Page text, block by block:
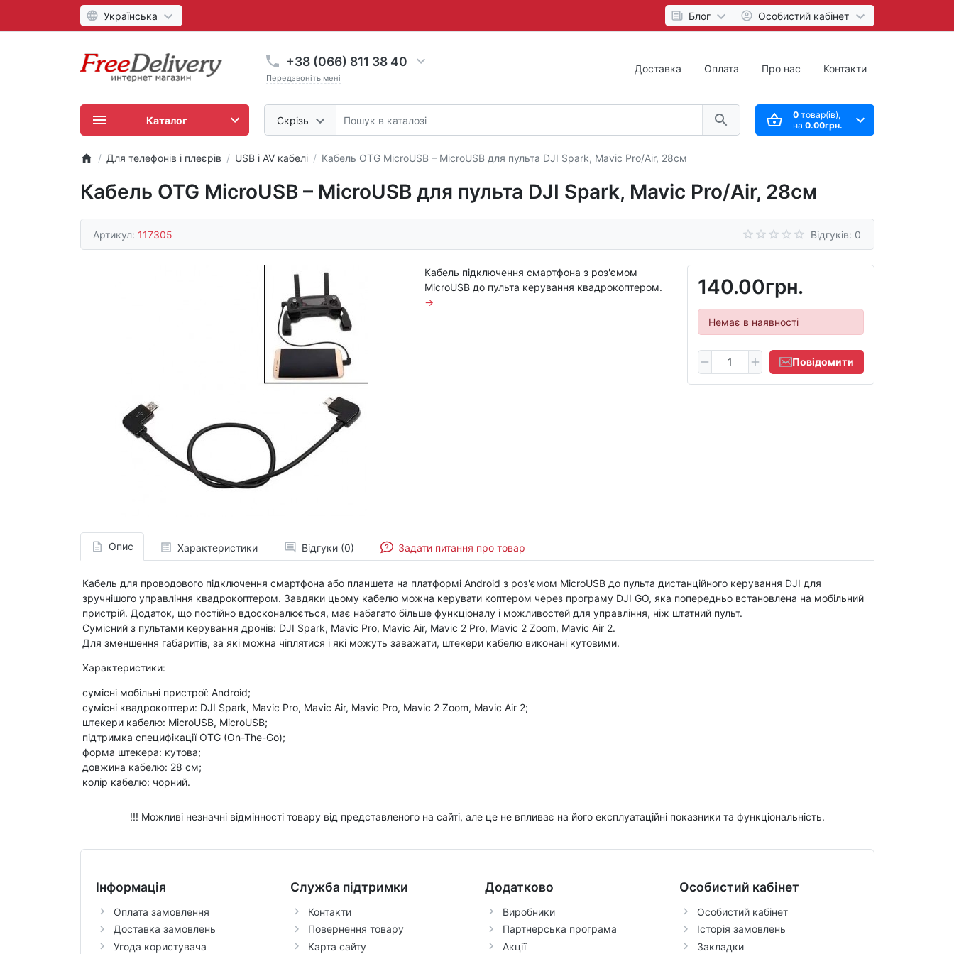
Українська Блог Особистий кабінет
+38 (066) 811 38 40
Передзвоніть мені
Скрізь
Доставка Оплата Про нас Контакти
0товар(ів),
на 0.00грн.
Каталог
Для телефонів і плеєрів USB і AV кабелі Кабель OTG MicroUSB – MicroUSB для пульта DJI Spark, Mavic Pro/Air, 28см
Кабель OTG MicroUSB – MicroUSB для пульта DJI Spark, Mavic Pro/Air, 28см
Артикул: 117305 Відгуків: 0
140.00грн.
Немає в наявності
Повідомити
Кабель підключення смартфона з роз'ємом
MicroUSB до пульта керування квадрокоптером.
→
Опис Характеристики Відгуки (0) Задати питання про товар
Кабель для проводового підключення смартфона або планшета на платформі Android з роз'ємом MicroUSB до пульта дистанційного керування DJI для
зручнішого управління квадрокоптером. Завдяки цьому кабелю можна керувати коптером через програму DJI GO, яка попередньо встановлена ​​на мобільний
пристрій. Додаток, що постійно вдосконалюється, має набагато більше функціоналу і можливостей для управління, ніж штатний пульт.
Сумісний з пультами керування дронів: DJI Spark, Mavic Pro, Mavic Air, Mavic 2 Pro, Mavic 2 Zoom, Mavic Air 2.
Для зменшення габаритів, за які можна чіплятися і які можуть заважати, штекери кабелю виконані кутовими.
Характеристики:
сумісні мобільні пристрої: Android;
сумісні квадрокоптери: DJI Spark, Mavic Pro, Mavic Air, Mavic Pro, Mavic 2 Zoom, Mavic Air 2;
штекери кабелю: MicroUSB, MicroUSB;
підтримка специфікації OTG (On-The-Go);
форма штекера: кутова;
довжина кабелю: 28 см;
колір кабелю: чорний.
!!! Можливі незначні відмінності товару від представленого на сайті, але це не впливає на його експлуатаційні показники та функціональність.
Інформація
Оплата замовлення
Доставка замовлень
Угода користувача
Служба підтримки
Контакти
Повернення товару
Карта сайту
Додатково
Виробники
Партнерська програма
Акції
Особистий кабінет
Особистий кабінет
Історія замовлень
Закладки